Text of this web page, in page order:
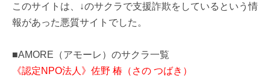
このサイトは、↓のサクラで支援詐欺をしているという情
報があった悪質サイトでした。
■AMORE（アモーレ）のサクラ一覧
《認定NPO法人》佐野 椿（さの つばき）